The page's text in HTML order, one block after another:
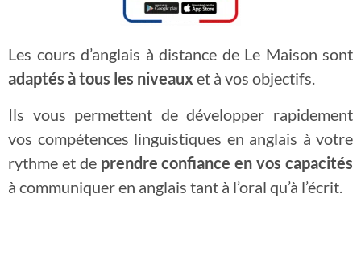
Les cours d’anglais à distance de Le Maison sont
adaptés à tous les niveauxet à vos objectifs.
Ils vous permettent de développer rapidement
vos compétences linguistiques en anglais à votre
rythme et de prendre confiance en vos capacités
à communiquer en anglais tant à l’oral qu’à l’écrit.